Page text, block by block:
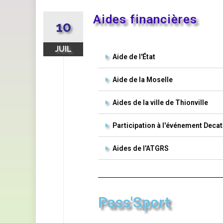
10
JUIL
Aides financières
Aide de l'État
Aide de la Moselle
Aides de la ville de Thionville
Participation à l'événement
Aides de l'ATGRS
Pass'Sport